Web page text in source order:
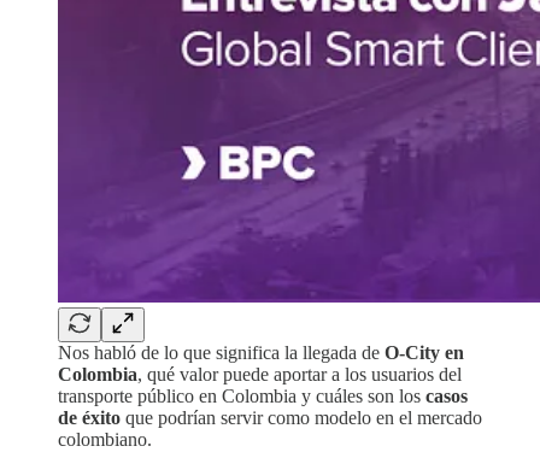
Nos habló de lo que significa la llegada de O-City en
Colombia, qué valor puede aportar a los usuarios del
transporte público en Colombia y cuáles son los casos
de éxito que podrían servir como modelo en el mercado
colombiano.